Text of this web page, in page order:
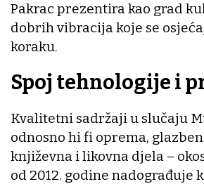
Pakrac prezentira kao grad
dobrih vibracija koje se
koraku.
Spoj tehnologije i
Kvalitetni sadržaji u slučaju
odnosno hi fi oprema,
književna i likovna djela –
od 2012. godine nadograđuje